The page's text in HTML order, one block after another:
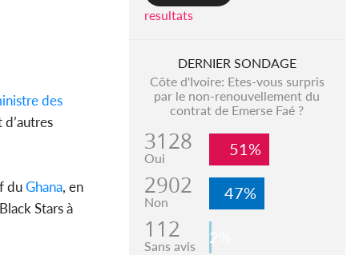
des
duGhana, en
Stars à
resultats
DERNIER SONDAGE
Côte d'Ivoire: Etes-vous surpris
par le non-renouvellement du
contrat de Emerse Faé ?
3128
Oui 51%
2902
Non 47%
112
Sans avis 2%